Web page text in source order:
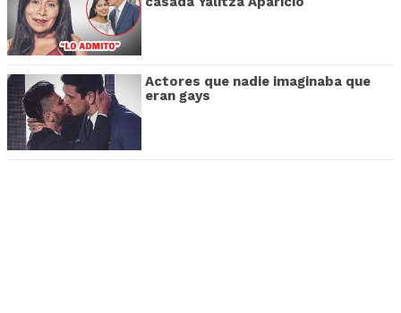
Actores que nadie imaginaba que
eran gays